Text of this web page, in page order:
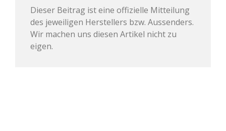
Dieser Beitrag ist eine offizielle Mitteilung
des jeweiligen Herstellers bzw. Aussenders.
Wir machen uns diesen Artikel nicht zu
eigen.